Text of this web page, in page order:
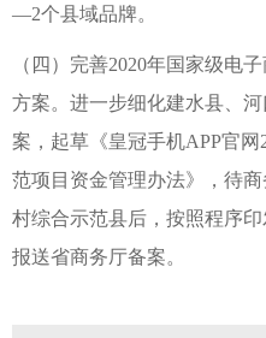
—2个县域品牌。
（四）完善2020年国家级电
方案。进一步细化建水县、
案，起草《皇冠手机APP官
范项目资金管理办法》，待
村综合示范县后，按照程序
报送省商务厅备案。